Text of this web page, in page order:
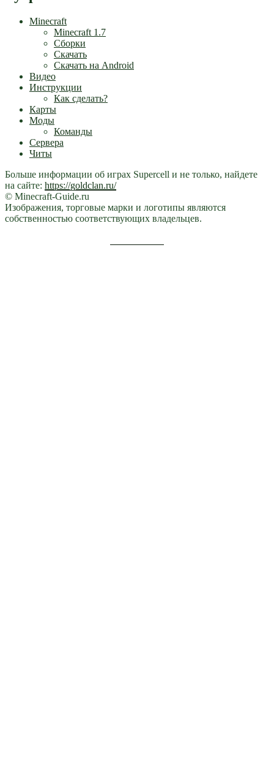
Minecraft
Minecraft 1.7
Сборки
Скачать
Скачать на Android
Видео
Инструкции
Как сделать?
Карты
Моды
Команды
Сервера
Читы
Больше информации об играх Supercell и не только, найдете
на сайте: https://goldclan.ru/
© Minecraft-Guide.ru
Изображения, торговые марки и логотипы являются
собственностью соответствующих владельцев.